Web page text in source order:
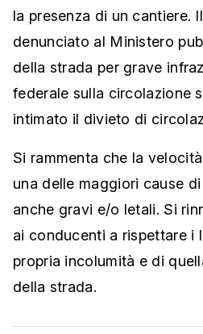
la presenza di un cantiere.
denunciato al Ministero
della strada per grave
federale sulla circolazione
intimato il divieto di
Si rammenta che la
una delle maggiori cause
anche gravi e/o letali. Si
ai conducenti a rispettare i
propria incolumità e di
della strada.